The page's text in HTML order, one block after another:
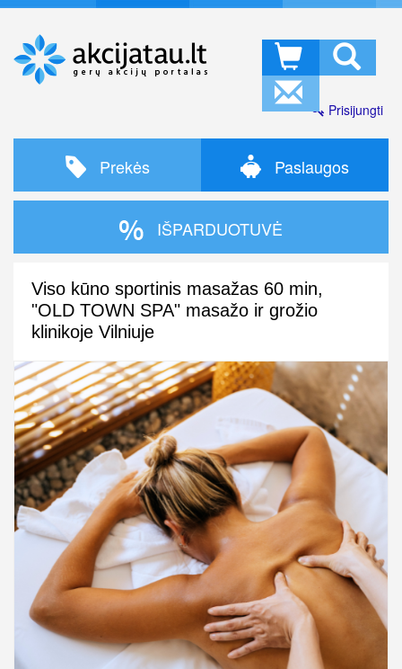
Prisijungti
Prekės Paslaugos
IŠPARDUOTUVĖ
Viso kūno sportinis masažas 60 min,
"OLD TOWN SPA" masažo ir grožio
klinikoje Vilniuje